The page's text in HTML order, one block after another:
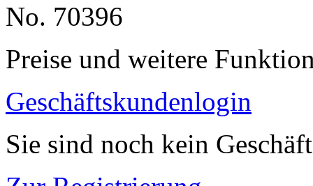
No. 70396
Preise und weitere
Geschäftskundenlogin
Sie sind noch kein